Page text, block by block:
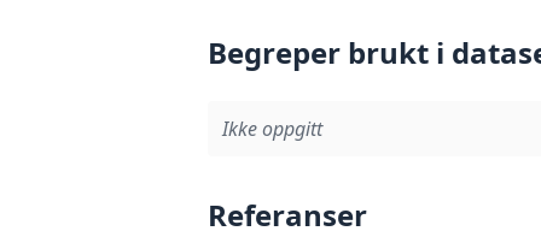
Begreper brukt i
Ikke oppgitt
Referanser